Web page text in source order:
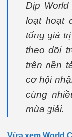
Dịp
loạt hoạt
tổng giá
theo dõi
trên nền
cơ hội
cùng
mùa giải.
Vừa xem World